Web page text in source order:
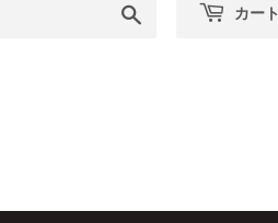
カート